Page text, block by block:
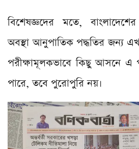
বিশেষজ্ঞদের মতে,
অবস্থা আনুপাতিক পদ্ধতির জন্য
পরীক্ষামূলকভাবে কিছু আসনে এ
পারে, তবে পুরোপুরি নয়।